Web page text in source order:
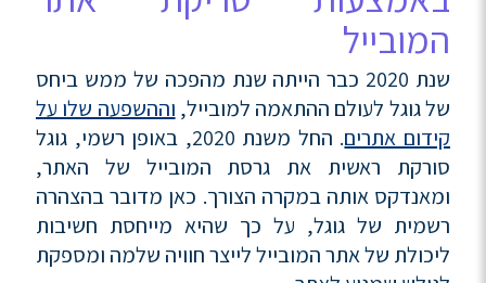
המובייל
שנת 2020 כבר הייתה שנת מהפכה של ממש ביחס
של גוגל לעולם ההתאמה למובייל, וההשפעה שלו על
קידום אתרים
. החל משנת 2020, באופן רשמי, גוגל
סורקת ראשית את גרסת המובייל של האתר,
ומאנדקס אותה במקרה הצורך. כאן מדובר בהצהרה
רשמית של גוגל, על כך שהיא מייחסת חשיבות
ליכולת של אתר המובייל לייצר חוויה שלמה ומספקת